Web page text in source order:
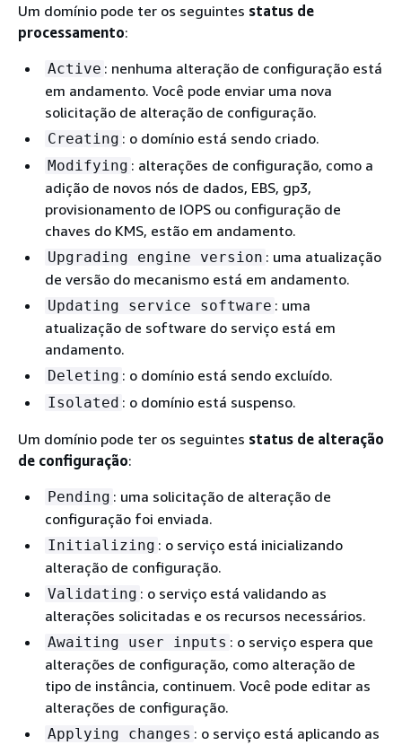
Um domínio pode ter os seguintes status de
processamento:
Active : nenhuma alteração de configuração está
em andamento. Você pode enviar uma nova
solicitação de alteração de configuração.
Creating : o domínio está sendo criado.
Modifying : alterações de configuração, como a
adição de novos nós de dados, EBS, gp3,
provisionamento de IOPS ou configuração de
chaves do KMS, estão em andamento.
Upgrading engine version : uma atualização
de versão do mecanismo está em andamento.
Updating service software : uma
atualização de software do serviço está em
andamento.
Deleting : o domínio está sendo excluído.
Isolated : o domínio está suspenso.
Um domínio pode ter os seguintes status de alteração
de configuração:
Pending : uma solicitação de alteração de
configuração foi enviada.
Initializing : o serviço está inicializando
alteração de configuração.
Validating : o serviço está validando as
alterações solicitadas e os recursos necessários.
Awaiting user inputs : o serviço espera que
alterações de configuração, como alteração de
tipo de instância, continuem. Você pode editar as
alterações de configuração.
Applying changes : o serviço está aplicando as